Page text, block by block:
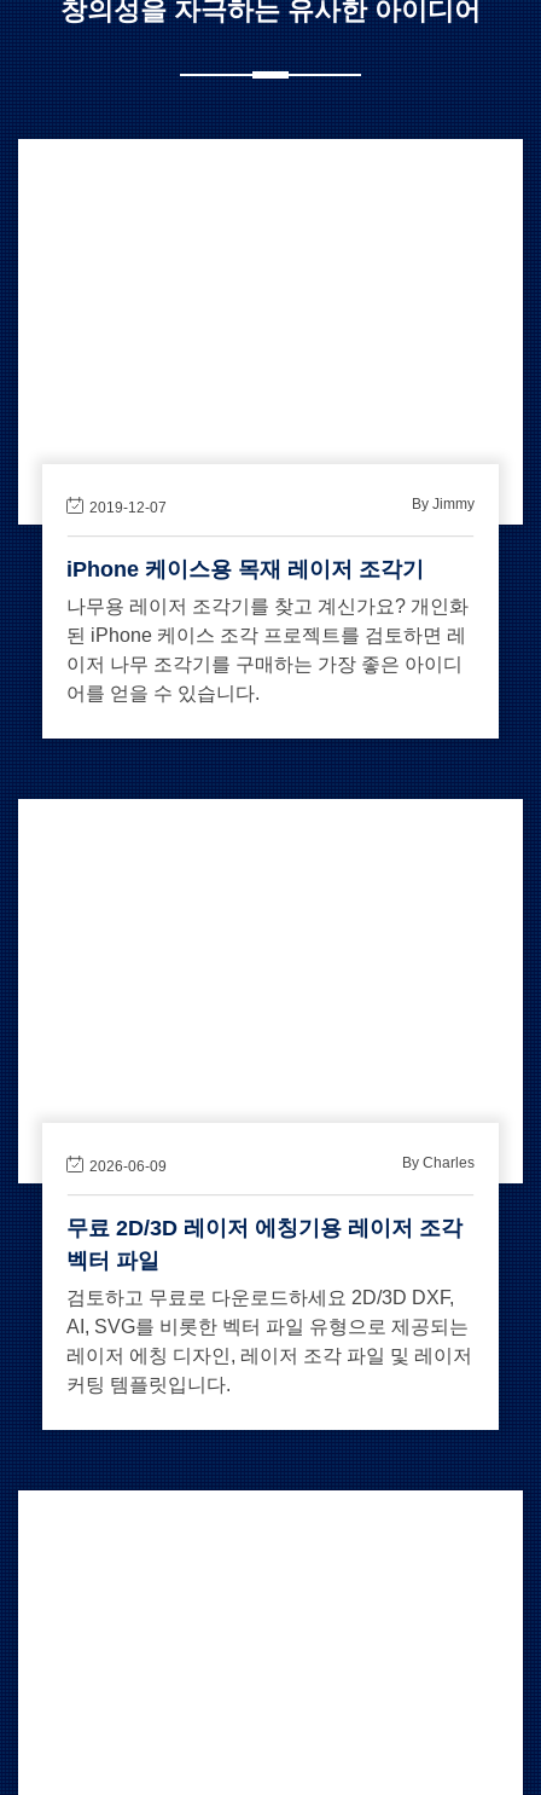
창의성을 자극하는 유사한 아이디어
2019-12-07 By Jimmy
iPhone 케이스용 목재 레이저 조각기
나무용 레이저 조각기를 찾고 계신가요? 개인화
된 iPhone 케이스 조각 프로젝트를 검토하면 레
이저 나무 조각기를 구매하는 가장 좋은 아이디
어를 얻을 수 있습니다.
2026-06-09 By Charles
무료 2D/3D 레이저 에칭기용 레이저 조각
벡터 파일
검토하고 무료로 다운로드하세요 2D/3D DXF,
AI, SVG를 비롯한 벡터 파일 유형으로 제공되는
레이저 에칭 디자인, 레이저 조각 파일 및 레이저
커팅 템플릿입니다.